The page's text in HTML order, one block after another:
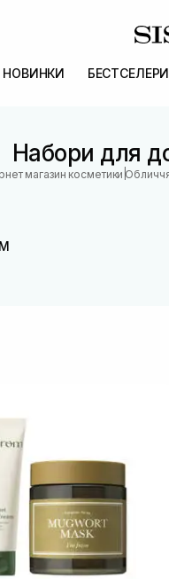
НОВИНКИ БЕСТСЕЛЕРИ
Набори для
магазин косметики |